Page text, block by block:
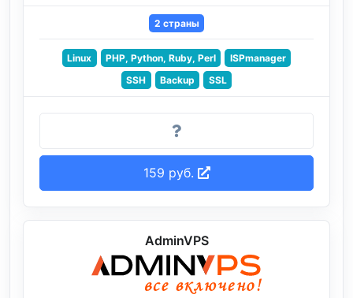
2 страны
Linux PHP, Python, Ruby, Perl
ISPmanager
SSH
Backup SSL
159 руб.
AdminVPS